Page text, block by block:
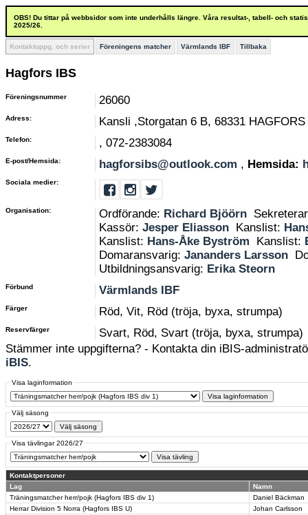
OBS! Du tittar på webbsidor som inte underhålls längre. Våra resultat-, tabell- och
2025/26.
Kontaktuppg. och serier Föreningens matcher Värmlands IBF Tillbaka
Hagfors IBS
Föreningsnummer 26060
Adress: Kansli ,Storgatan 6 B, 68331 HAGFORS
Telefon: , 072-2383084
E-post/Hemsida: hagforsibs@outlook.com , Hemsida:
Sociala medier:
Organisation: Ordförande: Richard Bjöörn
Kassör: Jesper Eliasson Kanslist:
Kanslist: Hans-Åke Byström Kanslist:
Domaransvarig: Jananders Larsson
Utbildningsansvarig: Erika Steorn
Förbund Värmlands IBF
Färger Röd, Vit, Röd (tröja, byxa, strumpa)
Reservfärger
Svart, Röd, Svart (tröja, byxa, strumpa)
Stämmer inte uppgifterna? - Kontakta din iBIS-
iBIS.
Visa laginformation
Välj säsong
Visa tävlingar 2026/27
Kontaktpersoner
Lag
Namn
Träningsmatcher herr/pojk (Hagfors IBS div 1)
Daniel Bäckman
Herrar Division 5 Norra (Hagfors IBS U)
Johan Carlsson